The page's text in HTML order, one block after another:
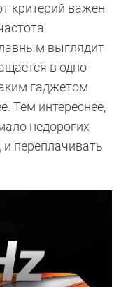
критерий важен
выглядит
в одно
гаджетом
Тем интереснее,
недорогих
переплачивать